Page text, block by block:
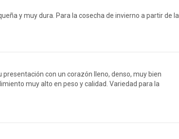
y muy dura. Para la cosecha de invierno a partir de la
presentación con un corazón lleno, denso, muy bien
muy alto en peso y calidad. Variedad para la